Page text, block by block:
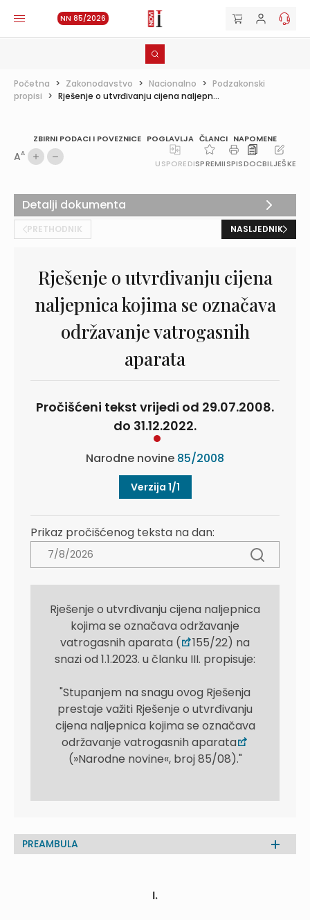
NN 85/2026
Početna > Zakonodavstvo > Nacionalno > Podzakonski
propisi > Rješenje o utvrđivanju cijena naljepn...
ZBIRNI PODACI I POVEZNICE POGLAVLJA ČLANCI NAPOMENE
AA
USPOREDISPREMIISPISDOCBILJEŠKE
PRETHODNIK NASLJEDNIK
Rješenje o utvrđivanju cijena
naljepnica kojima se označava
održavanje vatrogasnih
aparata
Pročišćeni tekst vrijedi od 29.07.2008.
do 31.12.2022.
Narodne novine 85/2008
Verzija 1/1
Prikaz pročišćenog teksta na dan:
Rješenje o utvrđivanju cijena naljepnica
kojima se označava održavanje
vatrogasnih aparata (
155/22) na
snazi od 1.1.2023. u članku III. propisuje:
"Stupanjem na snagu ovog Rješenja
prestaje važiti Rješenje o utvrđivanju
cijena naljepnica kojima se označava
održavanje vatrogasnih aparata
(»Narodne novine«, broj 85/08)."
PREAMBULA
I.
Detalji dokumenta